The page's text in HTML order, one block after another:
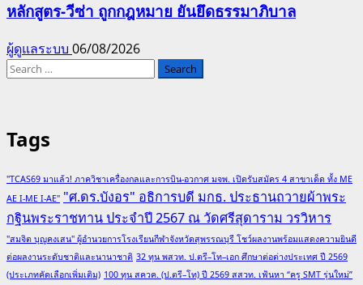
หลักสูตร-วีซ่า ถูกกฎหมาย ยันยึดธรรมาภิบาล
ผู้ดูแลระบบ 06/08/2026
Search
Tags
"TCAS69 มาแล้ว! ภาควิชาเครื่องกลและการบิน-อวกาศ มจพ. เปิดรับสมัคร 4 สาขาเด็ด ทั้ง ME
AE I-ME I-AE" "ศ.ดร.บังอร" อธิการบดี มกธ. ประธานถวายผ้าพระ
กฐินพระราชทาน ประจำปี 2567 ณ วัดศรีสุดาราม วรวิหาร
"สมจิต บุญคงเสน" ผู้อำนวยการโรงเรียนกีฬาจังหวัดสุพรรณบุรี โชว์ผลงานพร้อมแสดงความยินดี
ต่อผลงานระดับชาติและนานาชาติ 32 ทุน พสวท. ป.ตรี–โท–เอก ศึกษาต่อต่างประเทศ ปี 2569
(ประเภทคัดเลือกเพิ่มเติม) 100 ทุน สควค. (ป.ตรี–โท) ปี 2569 สสวท. เฟ้นหา “ครู SMT รุ่นใหม่”